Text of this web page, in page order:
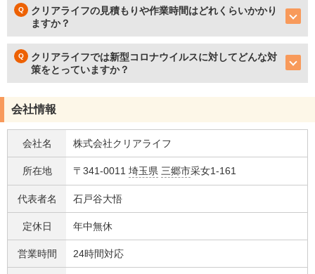
クリアライフの見積もりや作業時間はどれくらいかかり
ますか？
クリアライフでは新型コロナウイルスに対してどんな対
策をとっていますか？
会社情報
会社名 株式会社クリアライフ
所在地 〒341-0011 埼玉県 三郷市采女1-161
代表者名 石戸谷大悟
定休日 年中無休
営業時間 24時間対応